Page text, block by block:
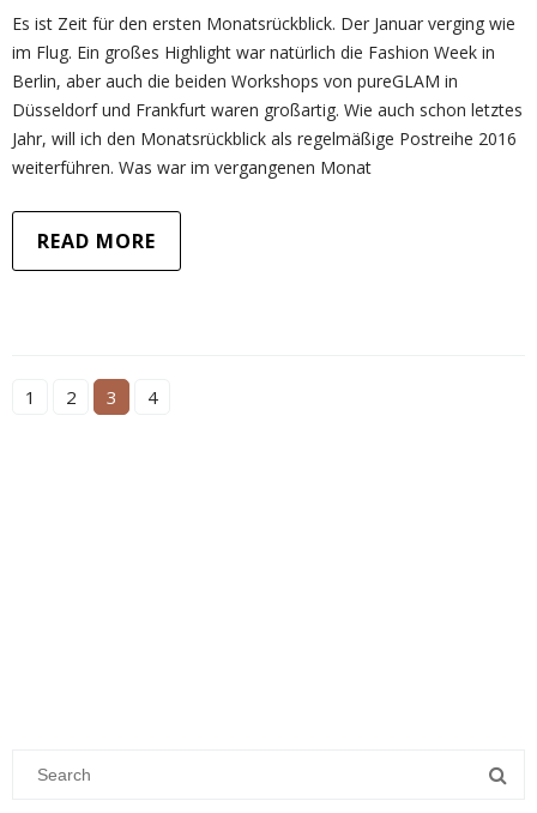
Es ist Zeit für den ersten Monatsrückblick. Der Januar verging wie
im Flug. Ein großes Highlight war natürlich die Fashion Week in
Berlin, aber auch die beiden Workshops von pureGLAM in
Düsseldorf und Frankfurt waren großartig. Wie auch schon letztes
Jahr, will ich den Monatsrückblick als regelmäßige Postreihe 2016
weiterführen. Was war im vergangenen Monat
READ MORE
1 2 3 4